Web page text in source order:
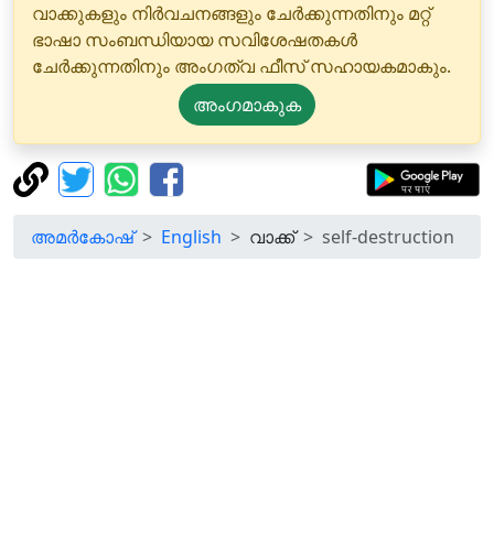
വാക്കുകളും നിർവചനങ്ങളും ചേർക്കുന്നതിനും മറ്റ്
ഭാഷാ സംബന്ധിയായ സവിശേഷതകൾ
ചേർക്കുന്നതിനും അംഗത്വ ഫീസ് സഹായകമാകും.
അംഗമാകുക
അമർകോഷ് English വാക്ക് self-destruction